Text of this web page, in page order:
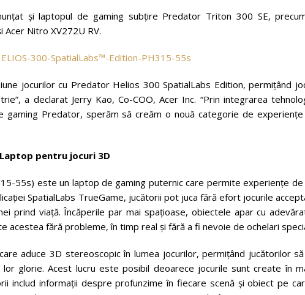
și laptopul de gaming subțire Predator Triton 300 SE,
Nitro XV272U RV.
jocurilor cu Predator Helios 300 SpatialLabs Edition, permițând
a declarat Jerry Kao, Co-COO, Acer Inc. “Prin integrarea
gaming Predator, sperăm să creăm o nouă categorie de
pentru jocuri 3D
55s) este un laptop de gaming puternic care permite experiențe de
SpatialLabs TrueGame, jucătorii pot juca fără efort jocurile
prind viață. Încăperile par mai spațioase, obiectele apar cu
acestea fără probleme, în timp real și fără a fi nevoie de ochelari
aduce 3D stereoscopic în lumea jocurilor, permițând jucătorilor
glorie. Acest lucru este posibil deoarece jocurile sunt create în
includ informații despre profunzime în fiecare scenă și obiect pe